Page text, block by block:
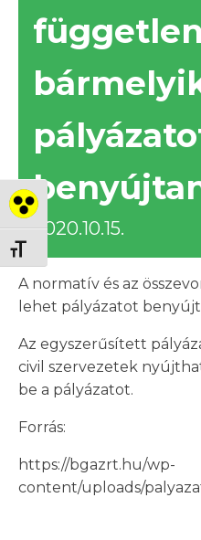
Nagy kontraszt váltása
Betűméret váltása
2020.10.15.
A normatív és az
lehet pályázatot
Az egyszerűsített
civil szervezetek
be a pályázatot.
Forrás:
https://bgazrt.hu/wp-
content/uploads/